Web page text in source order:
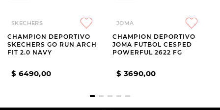
SKECHERS
CHAMPION DEPORTIVO
SKECHERS GO RUN ARCH
FIT 2.0 NAVY
$ 6490,00
JOMA
CHAMPION DEPORTIVO
JOMA FUTBOL CESPED
POWERFUL 2622 FG
$ 3690,00